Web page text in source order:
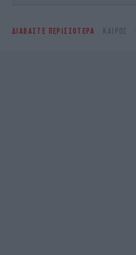
ΔΙΑΒΑΣΤΕ ΠΕΡΙΣΣΟΤΕΡΑ ΚΑΙΡΌΣ